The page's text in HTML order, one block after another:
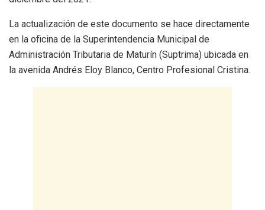
La actualización de este documento se hace directamente
en la oficina de la Superintendencia Municipal de
Administración Tributaria de Maturín (Suptrima) ubicada en
la avenida Andrés Eloy Blanco, Centro Profesional Cristina.